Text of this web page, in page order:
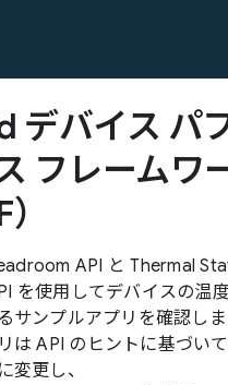
デバイス パ
フレームワ
API と Thermal
を使用してデバイスの温
サンプルアプリを確認しま
は API のヒントに基づい
変更し、